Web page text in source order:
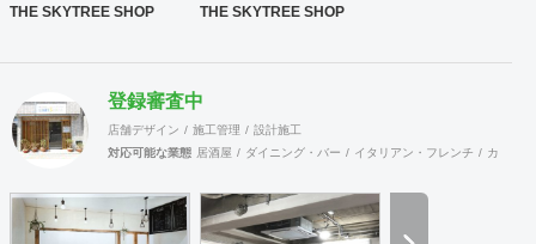
THE SKYTREE SHOP THE SKYTREE SHOP
登録審査中
店舗デザイン 施工管理
設計施工
対応可能な業態 居酒屋 ダイニング・バー イタリアン・フレンチ カフェ